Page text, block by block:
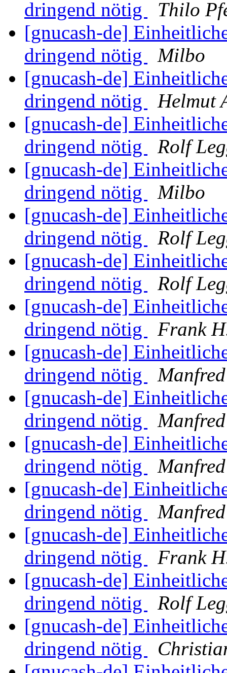
dringend nötig
Thilo
[gnucash-de]
dringend nötig
Milbo
[gnucash-de]
dringend nötig
Helmut
[gnucash-de]
dringend nötig
Rolf
[gnucash-de]
dringend nötig
Milbo
[gnucash-de]
dringend nötig
Rolf
[gnucash-de]
dringend nötig
Rolf
[gnucash-de]
dringend nötig
Frank
[gnucash-de]
dringend nötig
[gnucash-de]
dringend nötig
[gnucash-de]
dringend nötig
[gnucash-de]
dringend nötig
[gnucash-de]
dringend nötig
Frank
[gnucash-de]
dringend nötig
Rolf
[gnucash-de]
dringend nötig